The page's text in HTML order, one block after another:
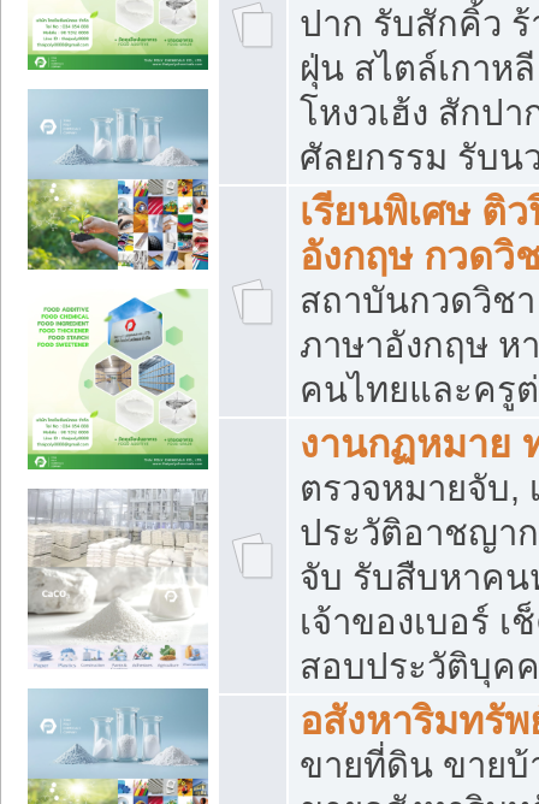
ปาก รับสักคิ้ว
ฝุ่น สไตล์เกาห
โหงวเฮ้ง สักป
ศัลยกรรม รับน
เรียนพิเศษ ติ
อังกฤษ กวดวิ
สถาบันกวดวิช
ภาษาอังกฤษ ห
คนไทยและครู
งานกฏหมาย
ตรวจหมายจับ,
ประวัติอาชญา
จับ รับสืบหาคน
เจ้าของเบอร์
สอบประวัติบุค
อสังหาริมทรัพ
ขายที่ดิน ขายบ้